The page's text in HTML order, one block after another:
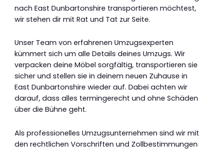
nach East Dunbartonshire transportieren möchtest,
wir stehen dir mit Rat und Tat zur Seite.
Unser Team von erfahrenen Umzugsexperten
kümmert sich um alle Details deines Umzugs. Wir
verpacken deine Möbel sorgfältig, transportieren sie
sicher und stellen sie in deinem neuen Zuhause in
East Dunbartonshire wieder auf. Dabei achten wir
darauf, dass alles termingerecht und ohne Schäden
über die Bühne geht.
Als professionelles Umzugsunternehmen sind wir mit
den rechtlichen Vorschriften und Zollbestimmungen